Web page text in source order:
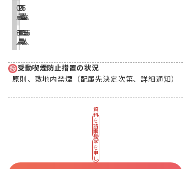
0
歳
1
歳
2
歳
3
歳
4
歳
5
歳
8
人
15
人
15
人
15
人
15
人
15
人
受動喫煙防止措置の状況
原則、敷地内禁煙（配属先決定次第、詳細通知）
資
料
を
請
求
す
る
園
見
学
を
申
し